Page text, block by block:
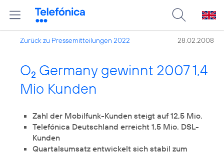
Zurück zu Pressemitteilungen 2022 28.02.2008
O2 Germany gewinnt 2007 1,4
Mio Kunden
Zahl der Mobilfunk-Kunden steigt auf 12,5 Mio.
Telefónica Deutschland erreicht 1,5 Mio. DSL-
Kunden
Quartalsumsatz entwickelt sich stabil zum